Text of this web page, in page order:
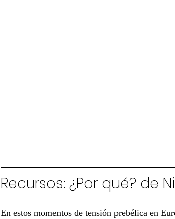
Recursos: ¿Por qué? de
En estos momentos de tensión prebélica en